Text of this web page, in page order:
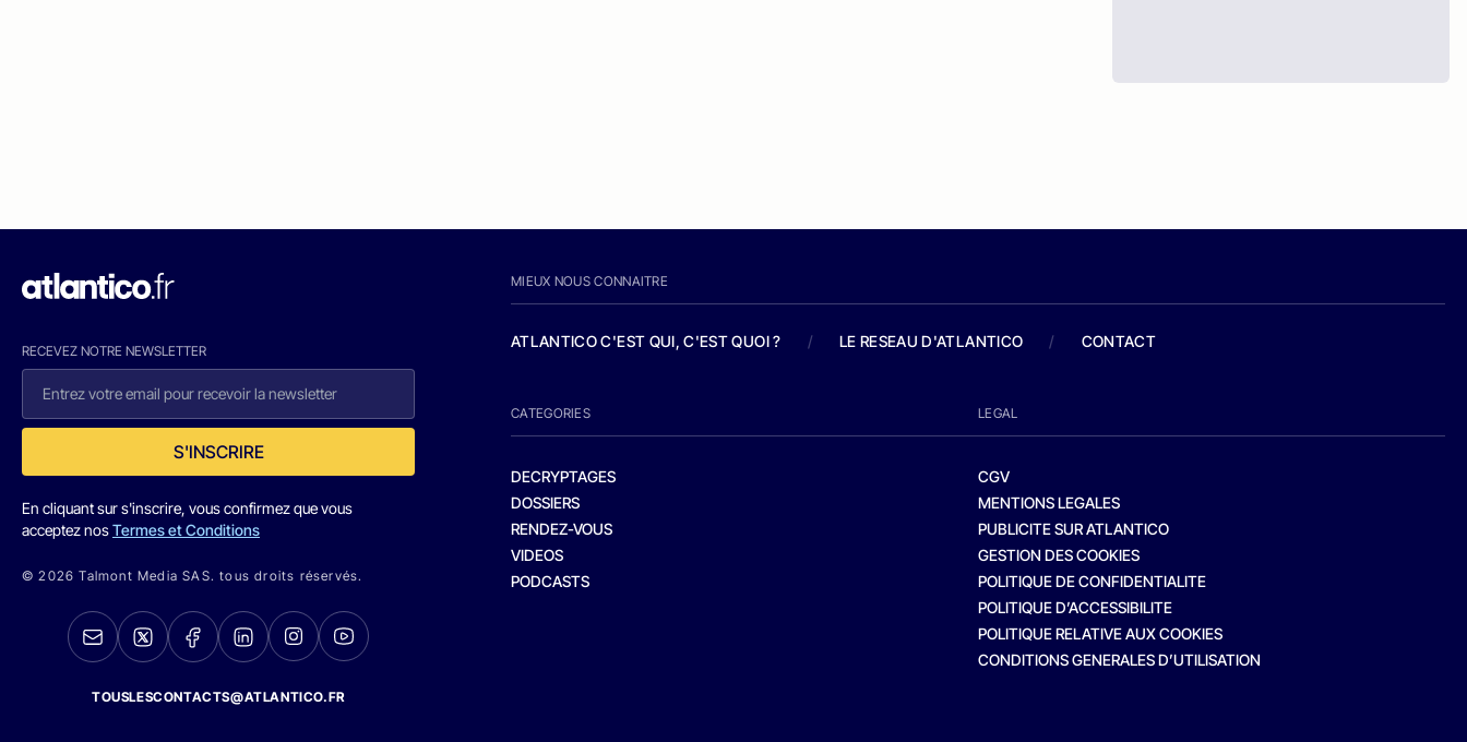
RECEVEZ NOTRE NEWSLETTER
S'INSCRIRE
En cliquant sur s'inscrire, vous confirmez que vous
acceptez nosTermes et Conditions
© 2026 Talmont Media SAS. tous droits réservés.
TOUSLESCONTACTS@ATLANTICO.FR
MIEUX NOUS CONNAITRE
ATLANTICO C'EST QUI, C'EST QUOI ? / LE RESEAU D'ATLANTICO / CONTACT
CATEGORIES
DECRYPTAGES
DOSSIERS
RENDEZ-VOUS
VIDEOS
PODCASTS
LEGAL
CGV
MENTIONS LEGALES
PUBLICITE SUR ATLANTICO
GESTION DES COOKIES
POLITIQUE DE CONFIDENTIALITE
POLITIQUE D’ACCESSIBILITE
POLITIQUE RELATIVE AUX COOKIES
CONDITIONS GENERALES D’UTILISATION